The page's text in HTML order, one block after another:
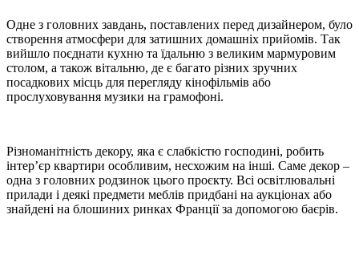
Одне з головних завдань, поставлених перед дизайнером, було
створення атмосфери для затишних домашніх прийомів. Так
вийшло поєднати кухню та їдальню з великим мармуровим
столом, а також вітальню, де є багато різних зручних
посадкових місць для перегляду кінофільмів або
прослуховування музики на грамофоні.
Різноманітність декору, яка є слабкістю господині, робить
інтер’єр квартири особливим, несхожим на інші. Саме декор –
одна з головних родзинок цього проєкту. Всі освітлювальні
прилади і деякі предмети меблів придбані на аукціонах або
знайдені на блошиних ринках Франції за допомогою баєрів.